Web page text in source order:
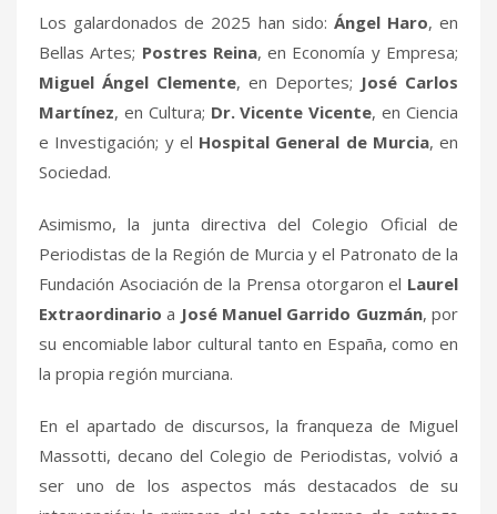
Los galardonados de 2025 han sido: Ángel Haro, en
Bellas Artes; Postres Reina, en Economía y Empresa;
Miguel Ángel Clemente, en Deportes; José Carlos
Martínez, en Cultura; Dr. Vicente Vicente, en Ciencia
e Investigación; y el Hospital General de Murcia, en
Sociedad.
Asimismo, la junta directiva del Colegio Oficial de
Periodistas de la Región de Murcia y el Patronato de la
Fundación Asociación de la Prensa otorgaron el Laurel
Extraordinario a José Manuel Garrido Guzmán, por
su encomiable labor cultural tanto en España, como en
la propia región murciana.
En el apartado de discursos, la franqueza de Miguel
Massotti, decano del Colegio de Periodistas, volvió a
ser uno de los aspectos más destacados de su